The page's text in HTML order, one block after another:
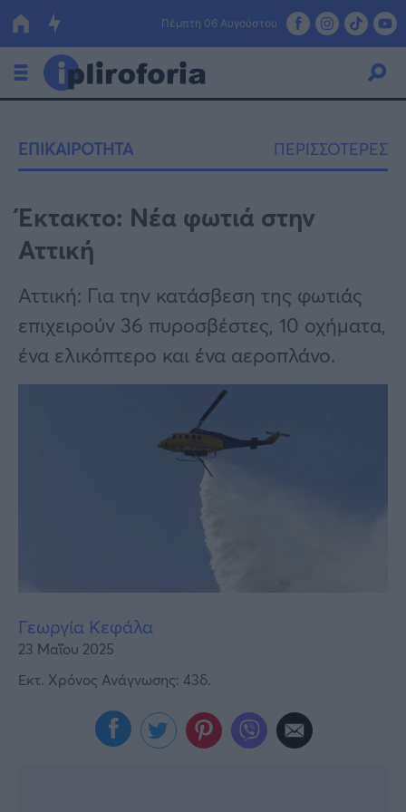
Πέμπτη 06 Αυγούστου
Οικονομία
Πολιτική
Τράπεζες
Επιδοτήσεις
ΕΣΠΑ
Κόσμος
Lifestyle
Αθλητικά
ΕΠΙΚΑΙΡΟΤΗΤΑ ΠΕΡΙΣΣΟΤΕΡΕΣ
Έκτακτο: Νέα φωτιά στην
Αττική
Αττική: Για την κατάσβεση της φωτιάς
επιχειρούν 36 πυροσβέστες, 10 οχήματα,
ένα ελικόπτερο και ένα αεροπλάνο.
Γεωργία Κεφάλα
23 Μαΐου 2025
Εκτ. Χρόνος Ανάγνωσης: 43δ.